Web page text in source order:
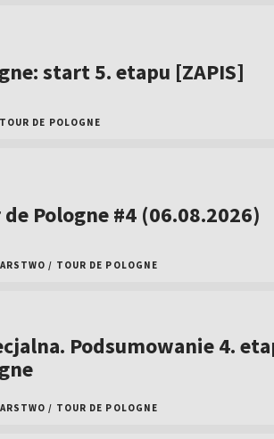
start 5. etapu [ZAPIS]
TOUR DE POLOGNE
Pologne #4 (06.08.2026)
/ TOUR DE POLOGNE
Podsumowanie 4.
/ TOUR DE POLOGNE